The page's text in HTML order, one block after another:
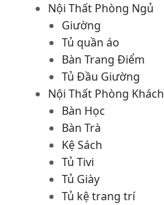
Nội Thất Phòng Ngủ
Giường
Tủ quần áo
Bàn Trang Điểm
Tủ Đầu Giường
Nội Thất Phòng Khách
Bàn Học
Bàn Trà
Kệ Sách
Tủ Tivi
Tủ Giày
Tủ kệ trang trí